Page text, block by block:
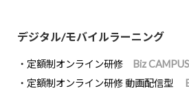
デジタル/モバイルラーニング
定額制オンライン研修
Biz
定額制オンライン研修 動画配信型